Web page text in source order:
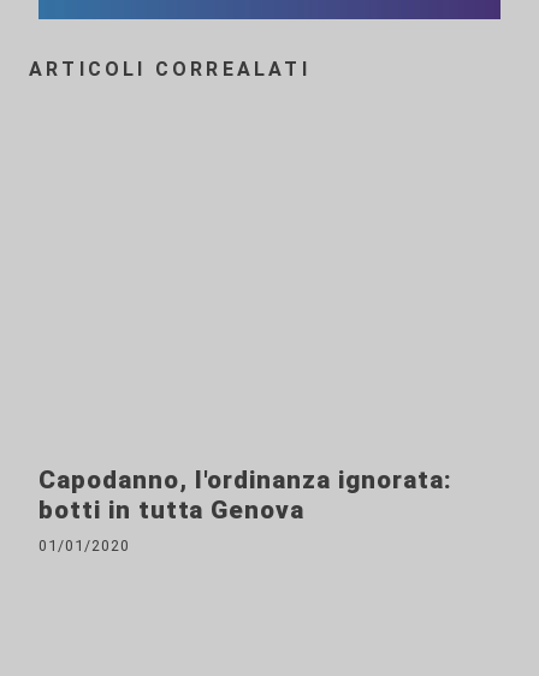
ARTICOLI CORREALATI
Capodanno, l'ordinanza ignorata:
botti in tutta Genova
01/01/2020